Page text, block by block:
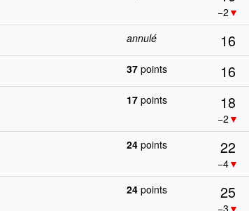
−2 ▼
annulé 16
37 points 16
17 points 18
−2 ▼
24 points 22
−4▼
24 points 25
−3 ▼